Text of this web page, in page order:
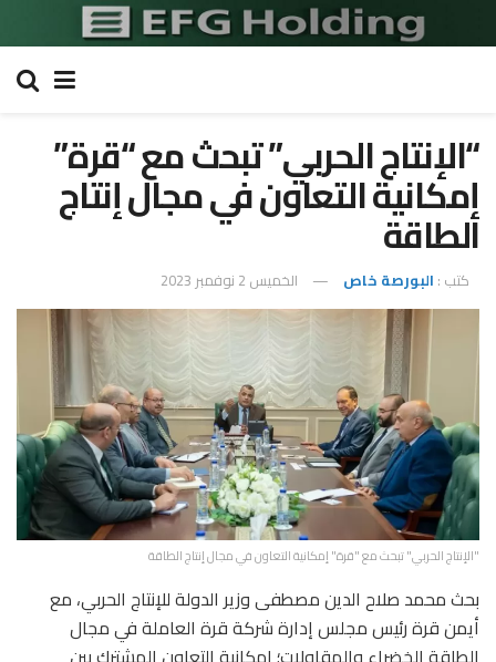
“الإنتاج الحربي” تبحث مع “قرة”
إمكانية التعاون في مجال إنتاج
الطاقة
كتب : البورصة خاص الخميس 2 نوفمبر 2023
"الإنتاج الحربي" تبحث مع "قرة" إمكانية التعاون في مجال إنتاج الطاقة
بحث محمد صلاح الدين مصطفى وزير الدولة للإنتاج الحربي، مع
أيمن قرة رئيس مجلس إدارة شركة قرة العاملة في مجال